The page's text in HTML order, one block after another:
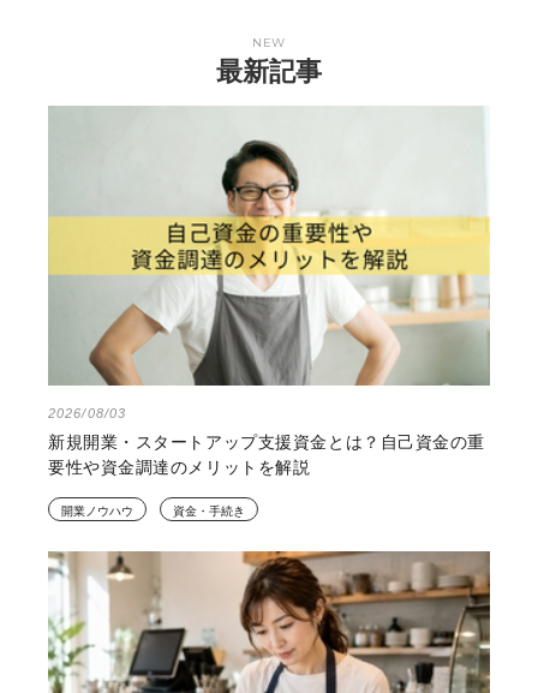
NEW
最新記事
2026/08/03
新規開業・スタートアップ支援資金とは？自己資金の重
要性や資金調達のメリットを解説
開業ノウハウ 資金・手続き